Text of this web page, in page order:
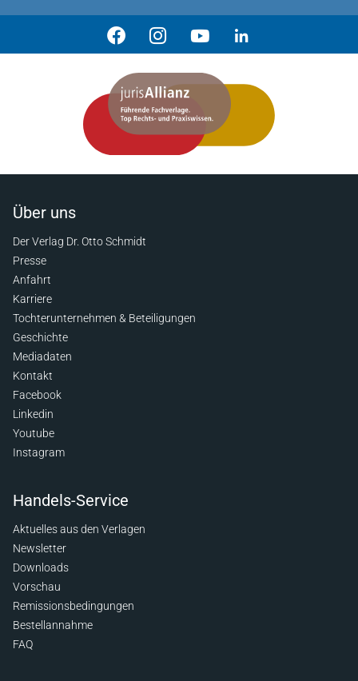
Über uns
Der Verlag Dr. Otto Schmidt
Presse
Anfahrt
Karriere
Tochterunternehmen & Beteiligungen
Geschichte
Mediadaten
Kontakt
Facebook
Linkedin
Youtube
Instagram
Handels-Service
Aktuelles aus den Verlagen
Newsletter
Downloads
Vorschau
Remissionsbedingungen
Bestellannahme
FAQ